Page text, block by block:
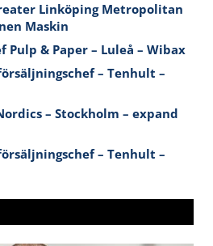
Linköping Metropolitan
Maskin
Pulp & Paper – Luleå – Wibax
– Tenhult –
– Stockholm – expand
– Tenhult –